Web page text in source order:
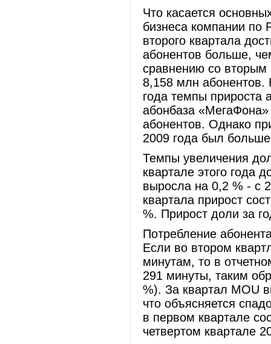
Что касается
бизнеса компании по
второго квартала
абонентов больше,
сравнению со вторым
8,158 млн абонентов.
года темпы прироста
абонбаза
абонентов. Однако
2009 года был
Темпы увеличения
квартале этого года
выросла на 0,2 % - с
квартала прирост
%. Прирост доли за
Потребление
Если во втором
минутам, то в
291 минуты, таким
%). За квартал MOU
что объясняется
в первом квартале
четвертом квартале